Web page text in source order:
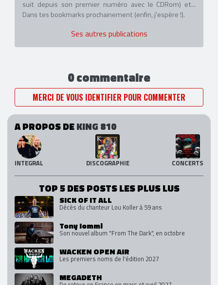
suit depuis son premier numéro avec le CDRom) et...
Dans tes bookmarks prochainement (enfin, j'espère !).
Ses autres publications
0 commentaire
MERCI DE VOUS IDENTIFIER POUR COMMENTER
A PROPOS DEKING 810
INTEGRAL DISCOGRAPHIE CONCERTS
TOP 5 DES POSTS LES PLUS LUS
SICK OF IT ALL
Décès du chanteur Lou Koller à 59 ans
Tony Iommi
Son nouvel album "From The Dark", en octobre
WACKEN OPEN AIR
Les premiers noms de l'édition 2027
MEGADETH